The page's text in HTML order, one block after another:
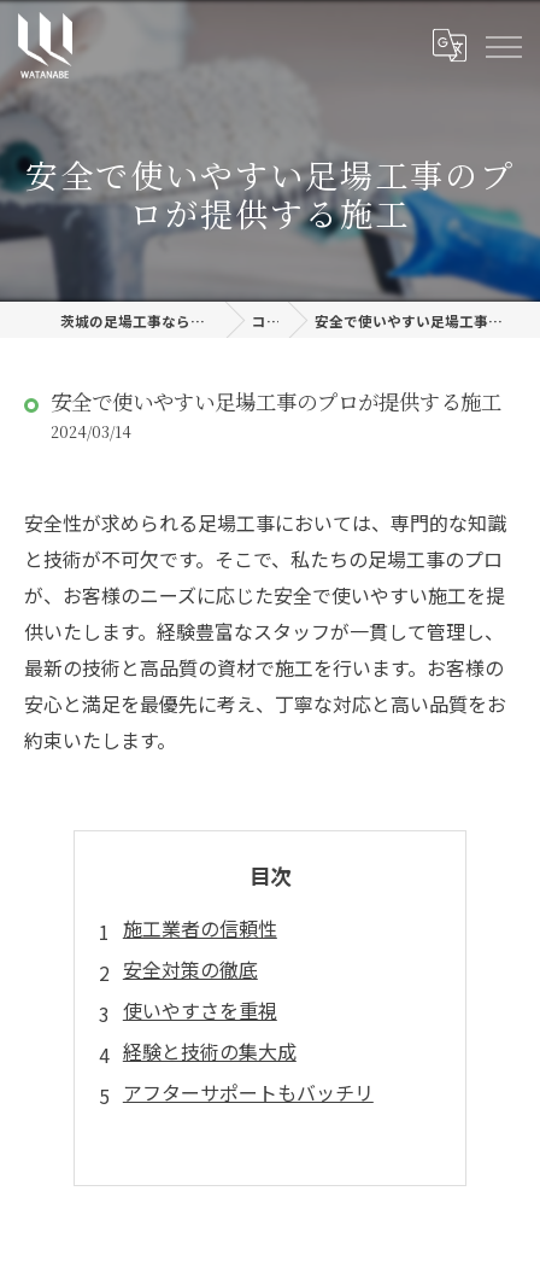
安全で使いやすい足場工事のプ
ロが提供する施工
茨城の足場工事なら株式会社渡邊建設 コラム 安全で使いやすい足場工事のプロが提供する施工
安全で使いやすい足場工事のプロが提供する施工
2024/03/14
安全性が求められる足場工事においては、専門的な知識
と技術が不可欠です。そこで、私たちの足場工事のプロ
が、お客様のニーズに応じた安全で使いやすい施工を提
供いたします。経験豊富なスタッフが一貫して管理し、
最新の技術と高品質の資材で施工を行います。お客様の
安心と満足を最優先に考え、丁寧な対応と高い品質をお
約束いたします。
目次
施工業者の信頼性
安全対策の徹底
使いやすさを重視
経験と技術の集大成
アフターサポートもバッチリ